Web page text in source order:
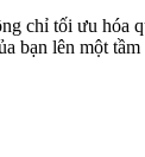
chỉ tối ưu
bạn lên một